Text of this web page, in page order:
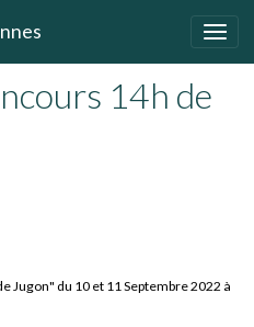
14h de
Jugon" du 10 et 11 Septembre 2022 à